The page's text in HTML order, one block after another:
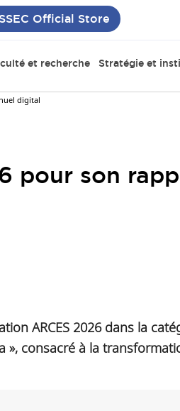
Official Store
et recherche Stratégie et
digital
pour son
ARCES 2026 dans la
», consacré à la